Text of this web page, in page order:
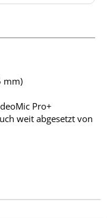
mm)
Pro+
weit abgesetzt von